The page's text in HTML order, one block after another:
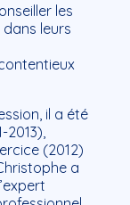
les
leurs
il a été
(2012)
a